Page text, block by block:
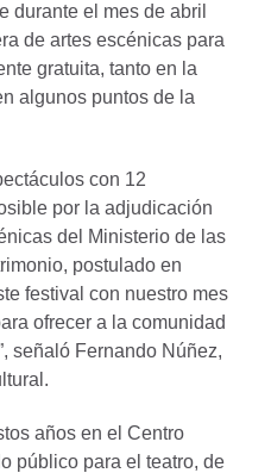
durante el mes de abril
de artes escénicas para
gratuita, tanto en la
algunos puntos de la
con 12
por la adjudicación
del Ministerio de las
postulado en
festival con nuestro mes
ofrecer a la comunidad
señaló Fernando Núñez,
años en el Centro
público para el teatro, de